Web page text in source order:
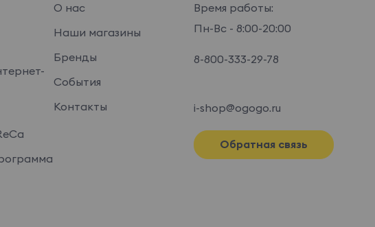
О нас
Наши магазины
Бренды
События
Контакты
Время работы:
Пн-Вс - 8:00-20:00
8-800-333-29-78
i-shop@ogogo.ru
Обратная связь